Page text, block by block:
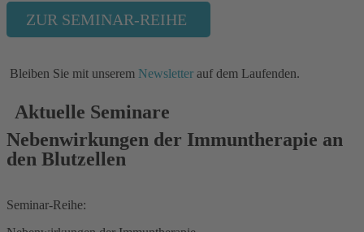
ZUR SEMINAR-REIHE
Bleiben Sie mit unserem Newsletter auf dem Laufenden.
Aktuelle Seminare
Nebenwirkungen der Immuntherapie an
den Blutzellen
Seminar-Reihe: